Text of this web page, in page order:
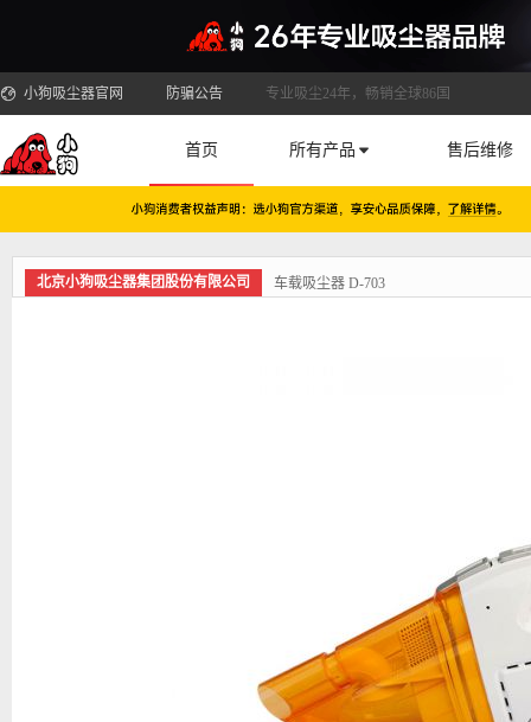
小狗吸尘器官网 防骗公告 专业吸尘24年，畅销全球86国
首页 所有产品 售后维修
北京小狗吸尘器集团股份有限公司 车载吸尘器 D-703